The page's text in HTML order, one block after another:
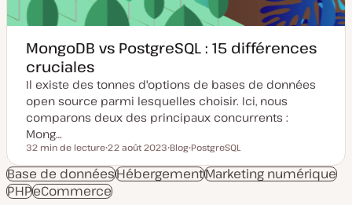
n
MongoDB vs PostgreSQL : 15 différences
cruciales
Il existe des tonnes d'options de bases de données
open source parmi lesquelles choisir. Ici, nous
comparons deux des principaux concurrents :
Mong…
Temps de lecture
32 min de lecture
a
t
e
d
22 août 2023
y
p
Blog
u
j
PostgreSQL
Base de donnéesHébergementMarketing numérique
PHPeCommerce